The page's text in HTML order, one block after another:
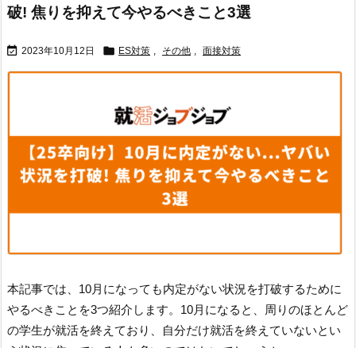
破! 焦りを抑えて今やるべきこと3選
 2023年10月12日  ES対策 その他 面接対策
本記事では、10月になっても内定がない状況を打破するために
やるべきことを3つ紹介します。 10月になると、周りのほとんど
の学生が就活を終えており、自分だけ就活を終えていないとい